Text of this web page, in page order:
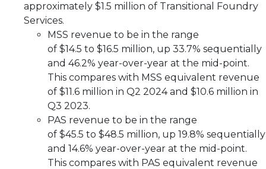
approximately $1.5 million of Transitional Foundry
Services.
MSS revenue to be in the range
of $14.5 to $16.5 million, up 33.7% sequentially
and 46.2% year-over-year at the mid-point.
This compares with MSS equivalent revenue
of $11.6 million in Q2 2024 and $10.6 million in
Q3 2023.
PAS revenue to be in the range
of $45.5 to $48.5 million, up 19.8% sequentially
and 14.6% year-over-year at the mid-point.
This compares with PAS equivalent revenue